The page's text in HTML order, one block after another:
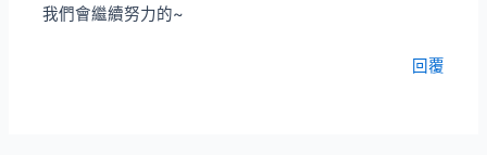
我們會繼續努力的~
回覆